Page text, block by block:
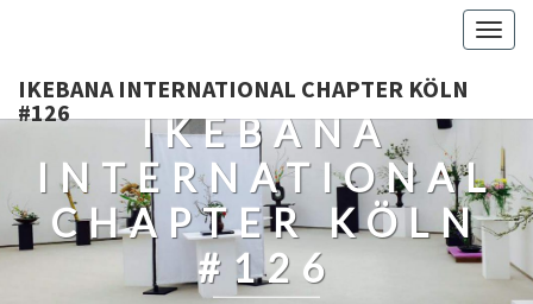
IKEBANA INTERNATIONAL CHAPTER KÖLN
#126
IKEBANA
INTERNATIONAL
CHAPTER KÖLN
#126